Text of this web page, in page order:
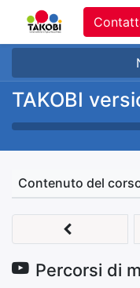
TAKOBI
Contenuto del
Percorsi di